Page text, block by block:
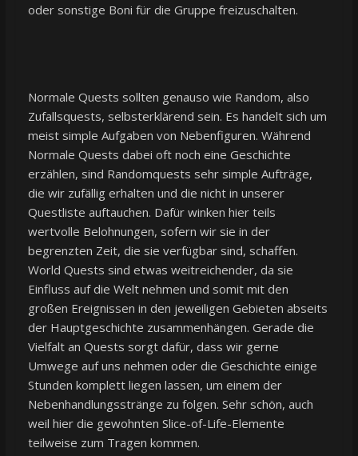
oder sonstige Boni für die Gruppe freizuschalten.
Normale Quests sollten genauso wie Random, also
Zufallsquests, selbsterklärend sein. Es handelt sich um
meist simple Aufgaben von Nebenfiguren. Während
Normale Quests dabei oft noch eine Geschichte
erzählen, sind Randomquests sehr simple Aufträge,
die wir zufällig erhalten und die nicht in unserer
Questliste auftauchen. Dafür winken hier teils
wertvolle Belohnungen, sofern wir sie in der
begrenzten Zeit, die sie verfügbar sind, schaffen.
World Quests sind etwas weitreichender, da sie
Einfluss auf die Welt nehmen und somit mit den
großen Ereignissen in den jeweiligen Gebieten abseits
der Hauptgeschichte zusammenhängen. Gerade die
Vielfalt an Quests sorgt dafür, dass wir gerne
Umwege auf uns nehmen oder die Geschichte einige
Stunden komplett liegen lassen, um einem der
Nebenhandlungsstränge zu folgen. Sehr schön, auch
weil hier die gewohnten Slice-of-Life-Elemente
teilweise zum Tragen kommen.